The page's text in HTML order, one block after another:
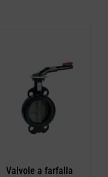
Valvole a farfalla